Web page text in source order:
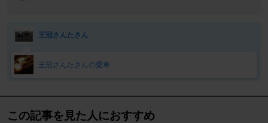
王冠さんたさん
王冠さんたさんの愛車
この記事を見た人におすすめ